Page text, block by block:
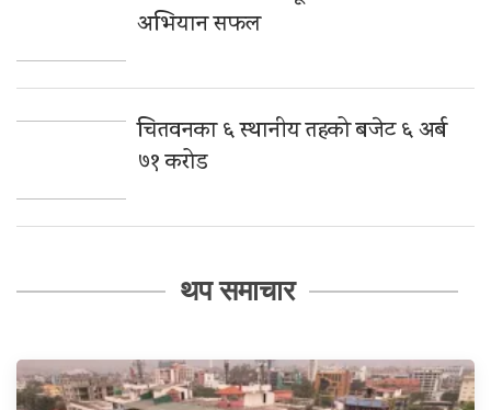
अभियान सफल
चितवनका ६ स्थानीय तहको बजेट ६ अर्ब
७१ करोड
थप समाचार